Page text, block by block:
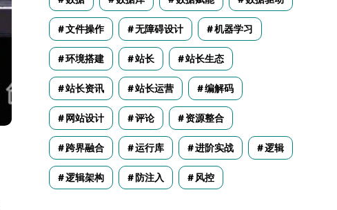
文件操作 无障碍设计 机器学习
环境搭建 站长 站长生态
站长资讯 站长运营 编解码
网站设计 评论 资源整合
跨界融合 运行库 进阶实战 逻辑
逻辑架构 防注入 风控